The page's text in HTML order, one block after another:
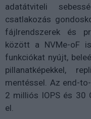
adatátviteli
csatlakozás
fájlrendszerek és
között a NVMe-oF
funkciókat nyújt,
pillanatképekkel,
mentéssel. Az end-
2 milliós IOPS és 30
el.